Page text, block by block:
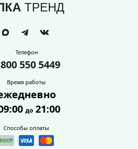
ТРЕНД
Телефон
550 5449
Время работы
до 21:00
Способы оплаты